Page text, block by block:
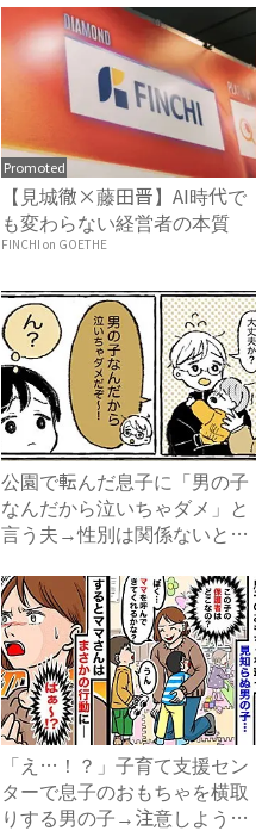
Promoted
【見城徹×藤田晋】AI時代で
も変わらない経営者の本質
FINCHI on GOETHE
公園で転んだ息子に「男の子
なんだから泣いちゃダメ」と
言う夫→性別は関係ないと指
「え…！？」子育て支援セン
ターで息子のおもちゃを横取
りする男の子→注意しようと